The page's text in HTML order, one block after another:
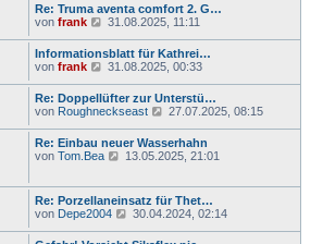
e
i
r
a
g
e
e
i
r
a
g
e
s
t
e
e
i
t
r
a
g
Re: Truma aventa comfort 2. G…
von frank
N
u
e
s
t
e
r
e
i
t
a
g
31.08.2025, 11:11
Informationsblatt für Kathrei…
von frank
N
u
e
s
t
e
r
i
t
r
a
31.08.2025, 00:33
Re: Doppellüfter zur Unterstü…
von Roughneckseast
N
e
s
e
r
B
i
27.07.2025, 08:15
Re: Einbau neuer Wasserhahn
von Tom.Bea
N
e
s
t
e
13.05.2025, 21:01
Re: Porzellaneinsatz für Thet…
von Depe2004
N
u
30.04.2024, 02:14